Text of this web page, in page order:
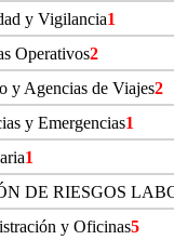
y Vigilancia1
Operativos2
y Agencias de Viajes2
y Emergencias1
1
DE RIESGOS
y Oficinas5